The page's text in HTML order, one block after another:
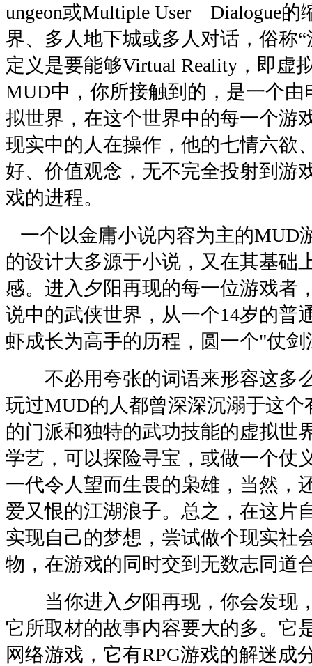
ungeon或Multiple User Dialogue的
界、多人地下城或多人对话，俗称
定义是要能够Virtual Reality，即虚
MUD中，你所接触到的，是一个
拟世界，在这个世界中的每一个游
现实中的人在操作，他的七情六欲
好、价值观念，无不完全投射到游
戏的进程。
一个以金庸小说内容为主的MUD
的设计大多源于小说，又在其基础
感。进入夕阳再现的每一位游戏者
说中的武侠世界，从一个14岁的普
虾成长为高手的历程，圆一个"仗
不必用夸张的词语来形容这多
玩过MUD的人都曾深深沉溺于这
的门派和独特的武功技能的虚拟世
学艺，可以探险寻宝，或做一个仗
一代令人望而生畏的枭雄，当然，
爱又恨的江湖浪子。总之，在这片
实现自己的梦想，尝试做个现实社
物，在游戏的同时交到无数志同道
当你进入夕阳再现，你会发现
它所取材的故事内容要大的多。它
网络游戏，它有RPG游戏的解迷成